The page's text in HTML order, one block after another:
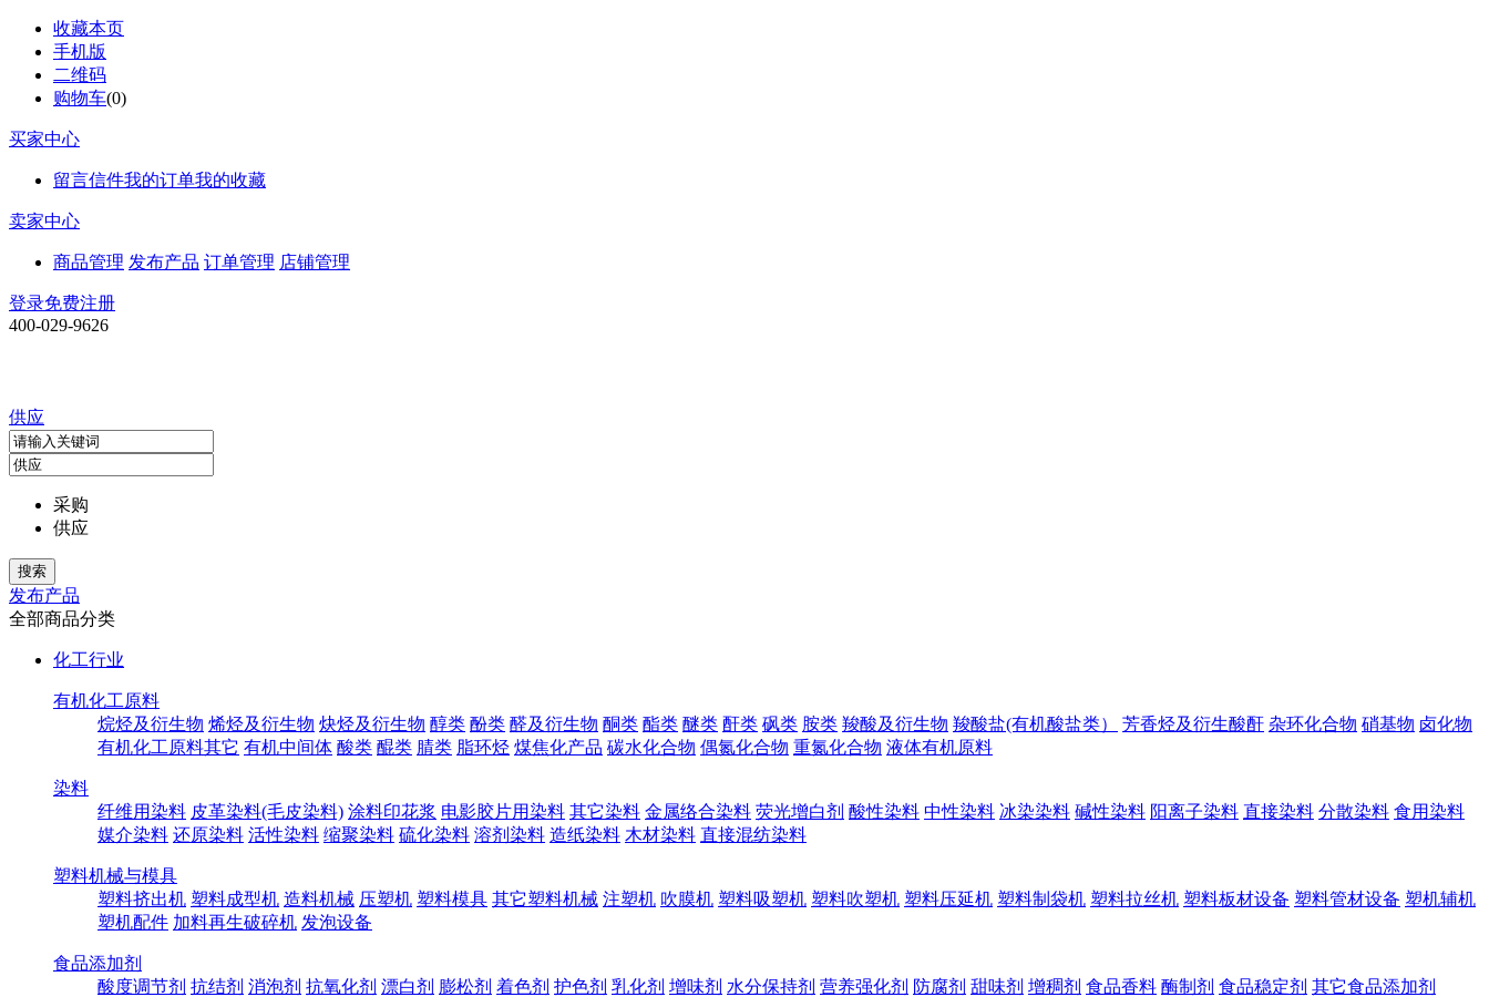
收藏本页
手机版
二维码
购物车(0)
买家中心
留言信件我的订单我的收藏
卖家中心
商品管理 发布产品 订单管理 店铺管理
登录免费注册
400-029-9626
供应
采购
供应
发布产品
全部商品分类
化工行业
有机化工原料
烷烃及衍生物 烯烃及衍生物 炔烃及衍生物 醇类 酚类 醛及衍生物 酮类 酯类 醚类 酐类 砜类 胺类 羧酸及衍生物 羧酸盐(有机酸盐类） 芳香烃及衍生酸酐 杂环化合物 硝基物 卤化物
有机化工原料其它 有机中间体 酸类 醌类 腈类 脂环烃 煤焦化产品 碳水化合物 偶氮化合物 重氮化合物 液体有机原料
染料
纤维用染料 皮革染料(毛皮染料) 涂料印花浆 电影胶片用染料 其它染料 金属络合染料 荧光增白剂 酸性染料 中性染料 冰染染料 碱性染料 阳离子染料 直接染料 分散染料 食用染料
媒介染料 还原染料 活性染料 缩聚染料 硫化染料 溶剂染料 造纸染料 木材染料 直接混纺染料
塑料机械与模具
塑料挤出机 塑料成型机 造料机械 压塑机 塑料模具 其它塑料机械 注塑机 吹膜机 塑料吸塑机 塑料吹塑机 塑料压延机 塑料制袋机 塑料拉丝机 塑料板材设备 塑料管材设备 塑机辅机
塑机配件 加料再生破碎机 发泡设备
食品添加剂
酸度调节剂 抗结剂 消泡剂 抗氧化剂 漂白剂 膨松剂 着色剂 护色剂 乳化剂 增味剂 水分保持剂 营养强化剂 防腐剂 甜味剂 增稠剂 食品香料 酶制剂 食品稳定剂 其它食品添加剂